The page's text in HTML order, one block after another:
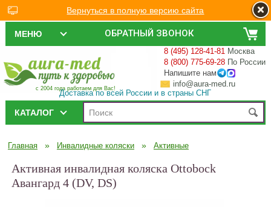
ОБРАТНЫЙ ЗВОНОК
МЕНЮ
с 2004 года работаем для Вас!
8 (495) 128-41-81 Москва
8 (800) 775-69-28 По России
Напишите нам
info@aura-med.ru
Доставка по всей России и в страны СНГ
КАТАЛОГ
Главная » Инвалидные коляски » Активные
Активная инвалидная коляска Ottobock
Авангард 4 (DV, DS)
Вернуться в полную версию сайта